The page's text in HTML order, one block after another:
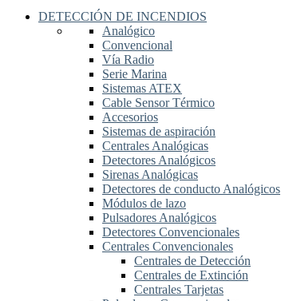
DETECCIÓN DE INCENDIOS
Analógico
Convencional
Vía Radio
Serie Marina
Sistemas ATEX
Cable Sensor Térmico
Accesorios
Sistemas de aspiración
Centrales Analógicas
Detectores Analógicos
Sirenas Analógicas
Detectores de conducto Analógicos
Módulos de lazo
Pulsadores Analógicos
Detectores Convencionales
Centrales Convencionales
Centrales de Detección
Centrales de Extinción
Centrales Tarjetas